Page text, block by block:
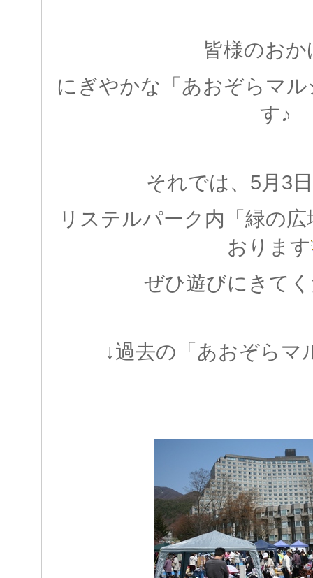
皆様のおか
にぎやかな「あおぞらマ
す♪
それでは、5月3
リステルパーク内「緑の
おります
ぜひ遊びにきて
↓過去の「あおぞらマ